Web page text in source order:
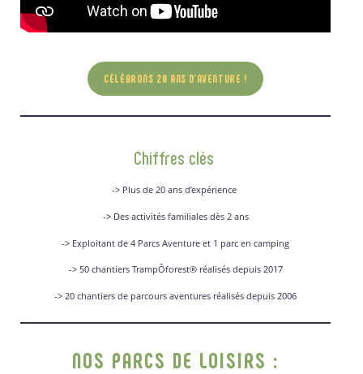
CÉLÉBRONS 20 ANS D’AVENTURE !
Chiffres clés
-> Plus de 20 ans d’expérience
-> Des activités familiales dès 2 ans
-> Exploitant de 4 Parcs Aventure et 1 parc en camping
-> 50 chantiers TrampÔforest® réalisés depuis 2017
-> 20 chantiers de parcours aventures réalisés depuis 2006
NOS PARCS DE LOISIRS :